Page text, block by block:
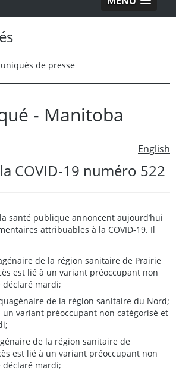
de presse
- Manitoba
English
COVID-19 numéro 522
santé publique annoncent aujourd’hui
attribuables à la COVID-19. Il
de la région sanitaire de Prairie
est lié à un variant préoccupant non
déclaré mardi;
de la région sanitaire du Nord;
un variant préoccupant non catégorisé et
de la région sanitaire de
est lié à un variant préoccupant non
déclaré mardi;